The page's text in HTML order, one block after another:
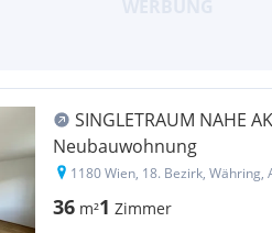
SINGLETRAUM NAHE
Neubauwohnung
1180 Wien, 18. Bezirk, Währing,
36 m²1 Zimmer